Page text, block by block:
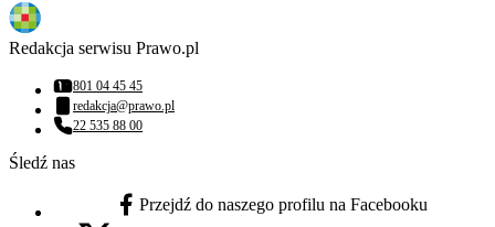
Redakcja serwisu Prawo.pl
Numer telefonu:
801 04 45 45
Adres email:
redakcja@prawo.pl
Numer telefonu:
22 535 88 00
Śledź nas
facebook - otwiera się w nowej karcie
Przejdź do naszego profilu na Facebooku